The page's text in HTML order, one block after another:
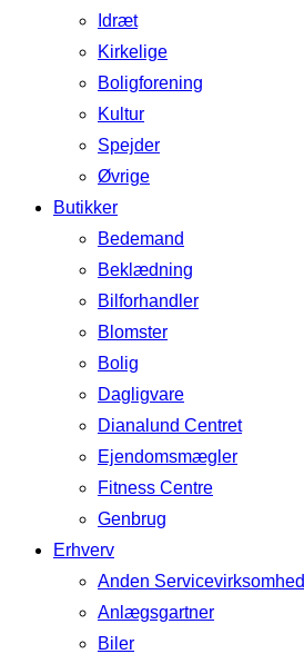
Idræt
Kirkelige
Boligforening
Kultur
Spejder
Øvrige
Butikker
Bedemand
Beklædning
Bilforhandler
Blomster
Bolig
Dagligvare
Dianalund Centret
Ejendomsmægler
Fitness Centre
Genbrug
Erhverv
Anden Servicevirksomhed
Anlægsgartner
Biler